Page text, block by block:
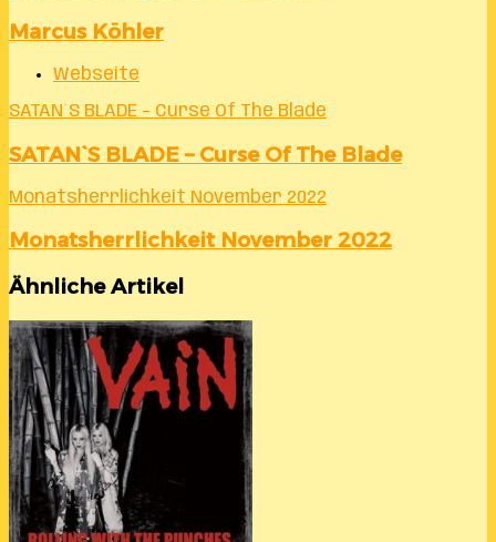
Marcus Köhler
Webseite
SATAN`S BLADE – Curse Of The Blade
SATAN`S BLADE – Curse Of The Blade
Monatsherrlichkeit November 2022
Monatsherrlichkeit November 2022
Ähnliche Artikel